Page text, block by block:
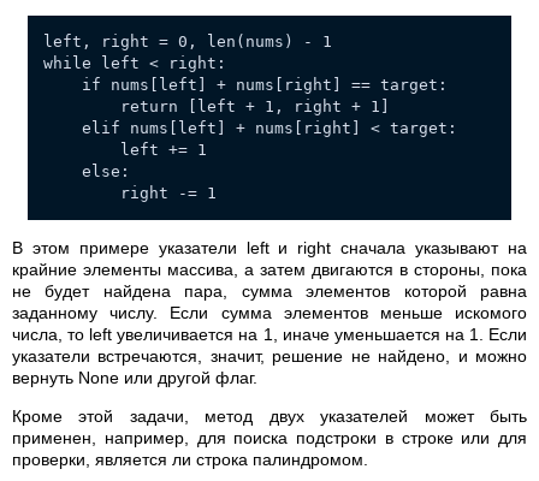
left, right = 0, len(nums) - 1
while left < right:
if nums[left] + nums[right] == target:
return [left + 1, right + 1]
elif nums[left] + nums[right] < target:
left += 1
else:
right -= 1
В этом примере указатели left и right сначала указывают на
крайние элементы массива, а затем двигаются в стороны, пока
не будет найдена пара, сумма элементов которой равна
заданному числу. Если сумма элементов меньше искомого
числа, то left увеличивается на 1, иначе уменьшается на 1. Если
указатели встречаются, значит, решение не найдено, и можно
вернуть None или другой флаг.
Кроме этой задачи, метод двух указателей может быть
применен, например, для поиска подстроки в строке или для
проверки, является ли строка палиндромом.